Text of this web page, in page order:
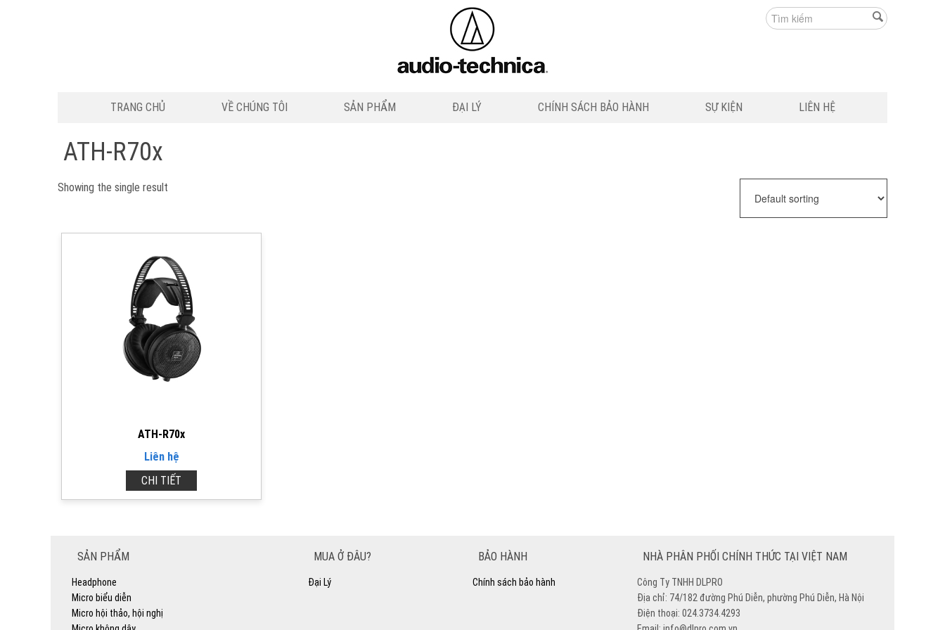
TRANG CHỦ VỀ CHÚNG TÔI SẢN PHẨM ĐẠI LÝ CHÍNH SÁCH BẢO HÀNH SỰ KIỆN LIÊN HỆ
ATH-R70x
Showing the single result
ATH-R70x
Liên hệ
CHI TIẾT
SẢN PHẨM
Headphone
Micro biểu diễn
Micro hội thảo, hội nghị
MUA Ở ĐÂU?
Đại Lý
BẢO HÀNH
Chính sách bảo hành
NHÀ PHÂN PHỐI CHÍNH THỨC TẠI VIỆT NAM
Công Ty TNHH DLPRO
Địa chỉ: 74/182 đường Phú Diễn, phường Phú Diễn, Hà Nội
Điện thoại: 024.3734.4293